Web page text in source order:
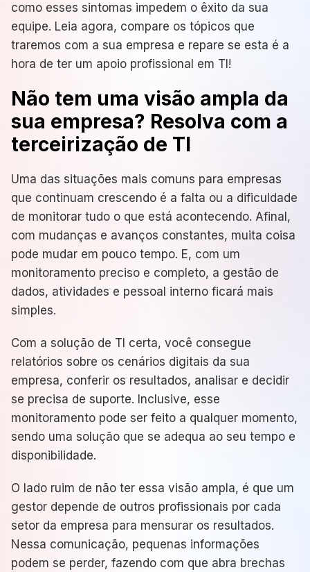
como esses sintomas impedem o êxito da sua
equipe. Leia agora, compare os tópicos que
traremos com a sua empresa e repare se esta é a
hora de ter um apoio profissional em TI!
Não tem uma visão ampla da
sua empresa? Resolva com a
terceirização de TI
Uma das situações mais comuns para empresas
que continuam crescendo é a falta ou a dificuldade
de monitorar tudo o que está acontecendo. Afinal,
com mudanças e avanços constantes, muita coisa
pode mudar em pouco tempo. E, com um
monitoramento preciso e completo, a gestão de
dados, atividades e pessoal interno ficará mais
simples.
Com a solução de TI certa, você consegue
relatórios sobre os cenários digitais da sua
empresa, conferir os resultados, analisar e decidir
se precisa de suporte. Inclusive, esse
monitoramento pode ser feito a qualquer momento,
sendo uma solução que se adequa ao seu tempo e
disponibilidade.
O lado ruim de não ter essa visão ampla, é que um
gestor depende de outros profissionais por cada
setor da empresa para mensurar os resultados.
Nessa comunicação, pequenas informações
podem se perder, fazendo com que abra brechas